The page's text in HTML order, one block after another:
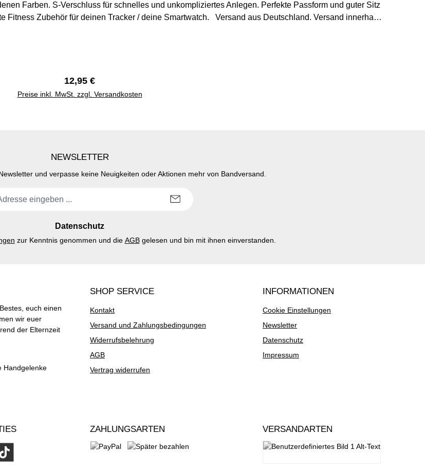
Farben. S-Verschluss für schnelles und unkompliziertes Anlegen. Perfekte Passform und guter Sitz
Tracker / deine Smartwatch. Versand aus Deutschland. Versand innerhalb
Regulärer Preis:
12,95 €
Preise inkl. MwSt. zzgl. Versandkosten
NEWSLETTER
und verpasse keine Neuigkeiten oder Aktionen mehr von Bandversand.
Datenschutz
zur Kenntnis genommen und die AGBgelesen und bin mit ihnen einverstanden.
euch einen
wir euer
der Elternzeit
Handgelenke
SHOP SERVICE
Kontakt
Versand und Zahlungsbedingungen
Widerrufsbelehrung
AGB
Vertrag widerrufen
INFORMATIONEN
Cookie Einstellungen
Newsletter
Datenschutz
Impressum
ZAHLUNGSARTEN VERSANDARTEN